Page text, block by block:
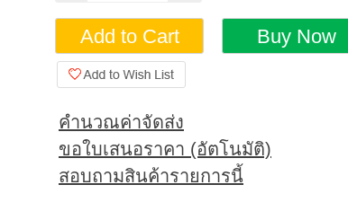
คำนวณค่าจัดส่ง
ขอใบเสนอราคา (อัตโนมัติ)
สอบถามสินค้ารายการนี้